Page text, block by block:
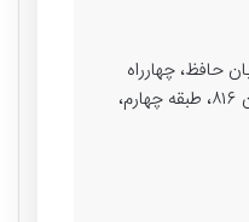
حافظ، چهارراه
پور سینا، ساختمان ۸۱۶، طبقه چهارم،